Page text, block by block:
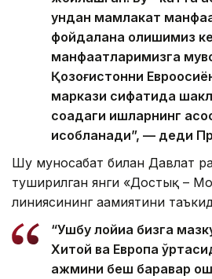
ундан мамлакат
фойдалана олишимиз
манфаатларимизга
Қозоғистонни
маркази сифатида
соҳадаги ишларнинг
ҳисобланади”, — деди
Шу муносабат билан Давлат
туширилган янги «Достық –
линиясининг аҳамиятини
“Ушбу лойиҳа бизга
Хитой ва Европа
ҳажмини беш баравар